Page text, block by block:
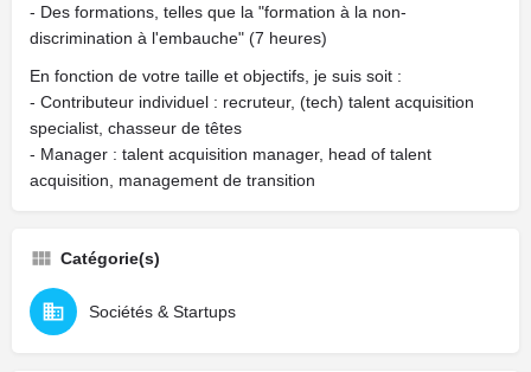
- Des formations, telles que la "formation à la non-
discrimination à l'embauche" (7 heures)
En fonction de votre taille et objectifs, je suis soit :
- Contributeur individuel : recruteur, (tech) talent acquisition
specialist, chasseur de têtes
- Manager : talent acquisition manager, head of talent
acquisition, management de transition
Catégorie(s)
Sociétés & Startups